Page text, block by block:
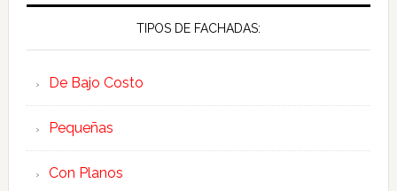
TIPOS DE FACHADAS:
De Bajo Costo
Pequeñas
Con Planos